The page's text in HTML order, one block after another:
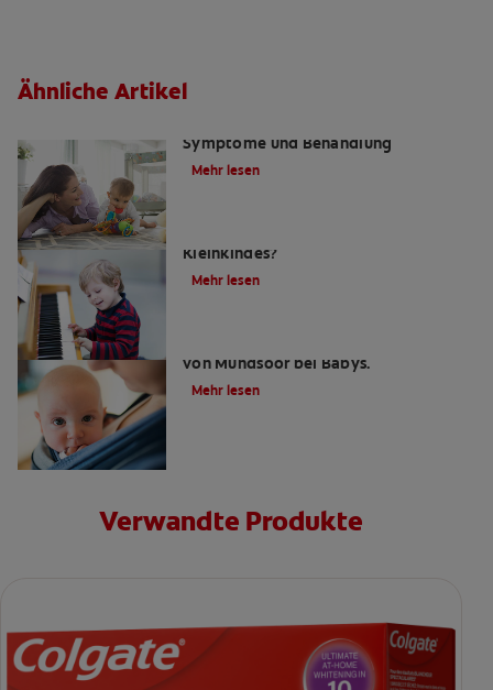
Ähnliche Artikel
Symptome und Behandlung
Mehr lesen
Kleinkindes?
Mehr lesen
von Mundsoor bei Babys.
Mehr lesen
Verwandte Produkte